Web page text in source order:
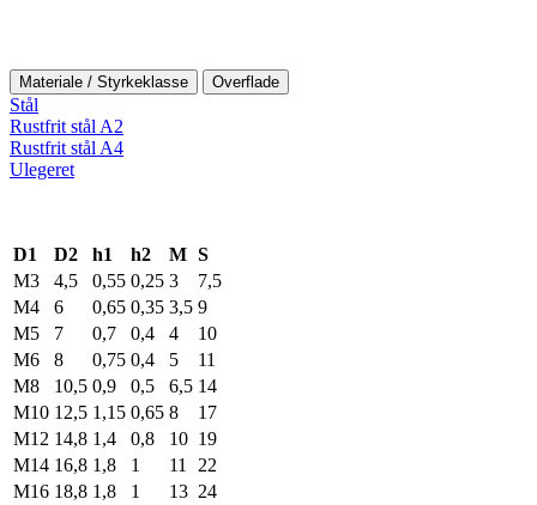
Materiale / Styrkeklasse Overflade
Stål
Rustfrit stål A2
Rustfrit stål A4
Ulegeret
D1 D2 h1 h2 M S
M3
4,5 0,55 0,25 3
7,5
M4
6 0,65 0,35 3,5 9
M5
7 0,7 0,4 4
10
M6
8 0,75 0,4 5
11
M8
10,5 0,9 0,5 6,5 14
M10 12,5 1,15 0,65 8
17
M12 14,8 1,4 0,8 10 19
M14 16,8 1,8 1 11
22
M16 18,8 1,8 1 13 24